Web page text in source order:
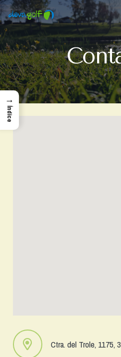
Ctra. del Trole, 1175,
→
Índice